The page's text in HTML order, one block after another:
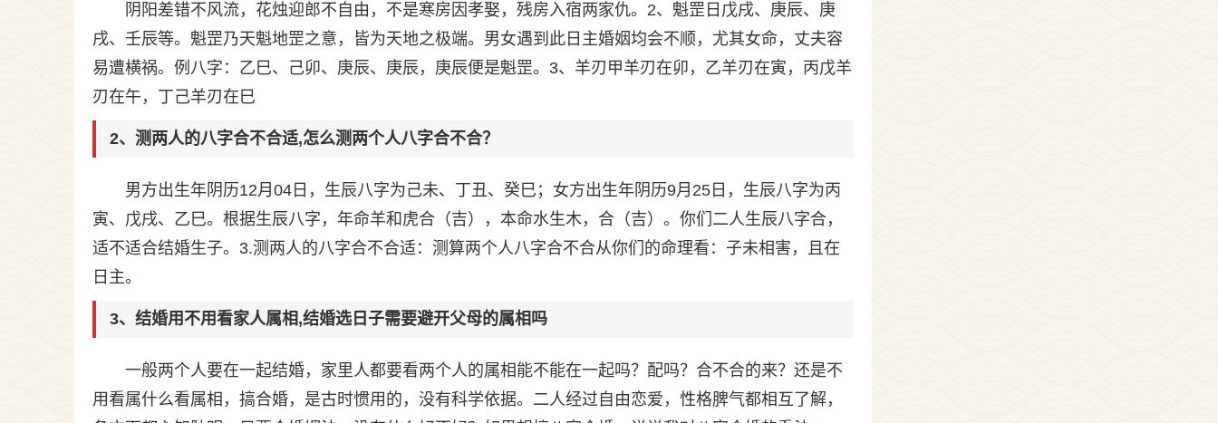
阴阳差错不风流，花烛迎郎不自由，不是寒房因孝娶，残房入宿两家仇。2、魁罡日戊戌、庚辰、庚
戌、壬辰等。魁罡乃天魁地罡之意，皆为天地之极端。男女遇到此日主婚姻均会不顺，尤其女命，丈夫容
易遭横祸。例八字：乙巳、己卯、庚辰、庚辰，庚辰便是魁罡。3、羊刃甲羊刃在卯，乙羊刃在寅，丙戊羊
刃在午，丁己羊刃在巳
2、测两人的八字合不合适,怎么测两个人八字合不合？
男方出生年阴历12月04日，生辰八字为己未、丁丑、癸巳；女方出生年阴历9月25日，生辰八字为丙
寅、戊戌、乙巳。根据生辰八字，年命羊和虎合（吉），本命水生木，合（吉）。你们二人生辰八字合，
适不适合结婚生子。3.测两人的八字合不合适：测算两个人八字合不合从你们的命理看：子未相害，且在
日主。
3、结婚用不用看家人属相,结婚选日子需要避开父母的属相吗
一般两个人要在一起结婚，家里人都要看两个人的属相能不能在一起吗？配吗？合不合的来？还是不
用看属什么看属相，搞合婚，是古时惯用的，没有科学依据。二人经过自由恋爱，性格脾气都相互了解，